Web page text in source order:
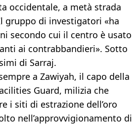
occidentale, a metà strada
gruppo di investigatori «ha
secondo cui il centro è usato
ai contrabbandieri». Sotto
di Sarraj.
a Zawiyah, il capo della
Guard, milizia che
i siti di estrazione dell’oro
nell’approvvigionamento di